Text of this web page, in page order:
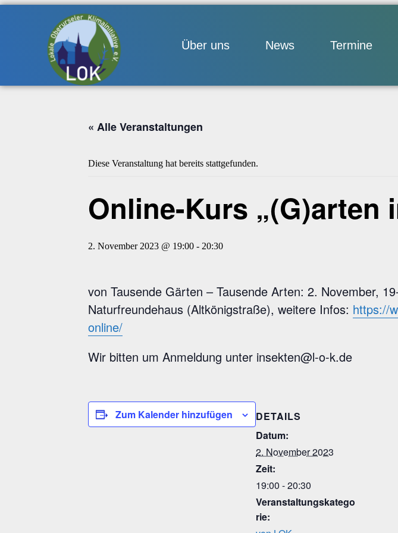
Über uns News Termine
« Alle Veranstaltungen
Diese Veranstaltung hat bereits stattgefunden.
Online-Kurs „(G)arten
2. November 2023 @ 19:00 - 20:30
von Tausende Gärten – Tausende Arten: 2. November,
Naturfreundehaus (Altkönigstraße), weitere Infos: https://
online/
Wir bitten um Anmeldung unter insekten@l-o-k.de
Zum Kalender hinzufügen
DETAILS
Datum:
2. November 2023
Zeit:
19:00 - 20:30
Veranstaltungskatego
rie: